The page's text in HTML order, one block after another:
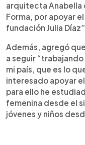
arquitecta Anabella
Forma, por apoyar
fundación Julia
Además, agregó
a seguir
mi país, que es lo
interesado apoyar
para ello he
femenina desde el
jóvenes y niños